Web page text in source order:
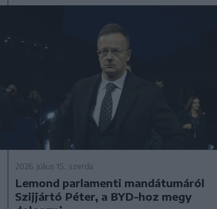
2026. július 15., szerda
Lemond parlamenti mandátumáról
Szijjártó Péter, a BYD-hoz megy